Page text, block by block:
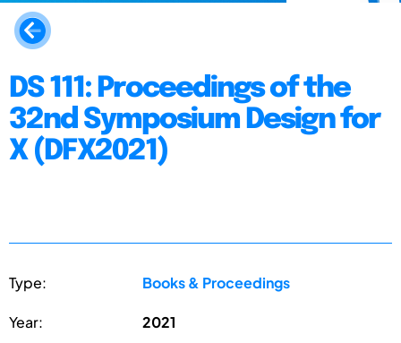
DS 111: Proceedings of the
32nd Symposium Design for
X (DFX2021)
Type: Books & Proceedings
Year: 2021